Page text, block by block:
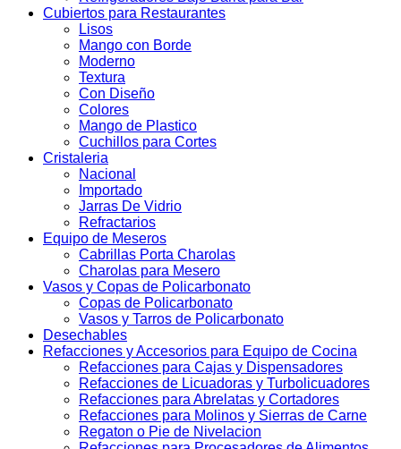
Cubiertos para Restaurantes
Lisos
Mango con Borde
Moderno
Textura
Con Diseño
Colores
Mango de Plastico
Cuchillos para Cortes
Cristaleria
Nacional
Importado
Jarras De Vidrio
Refractarios
Equipo de Meseros
Cabrillas Porta Charolas
Charolas para Mesero
Vasos y Copas de Policarbonato
Copas de Policarbonato
Vasos y Tarros de Policarbonato
Desechables
Refacciones y Accesorios para Equipo de Cocina
Refacciones para Cajas y Dispensadores
Refacciones de Licuadoras y Turbolicuadores
Refacciones para Abrelatas y Cortadores
Refacciones para Molinos y Sierras de Carne
Regaton o Pie de Nivelacion